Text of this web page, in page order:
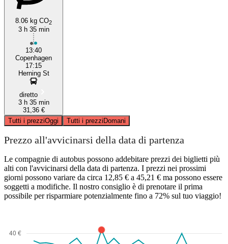
8.06 kg CO2
3 h 35 min
13:40
Copenhagen
17:15
Herning St
diretto
3 h 35 min
31,36 €
Tutti i prezziOggi Tutti i prezziDomani
Prezzo all'avvicinarsi della data di partenza
Le compagnie di autobus possono addebitare prezzi dei biglietti più
alti con l'avvicinarsi della data di partenza. I prezzi nei prossimi
giorni possono variare da circa 12,85 € a 45,21 € ma possono essere
soggetti a modifiche. Il nostro consiglio è di prenotare il prima
possibile per risparmiare potenzialmente fino a 72% sul tuo viaggio!